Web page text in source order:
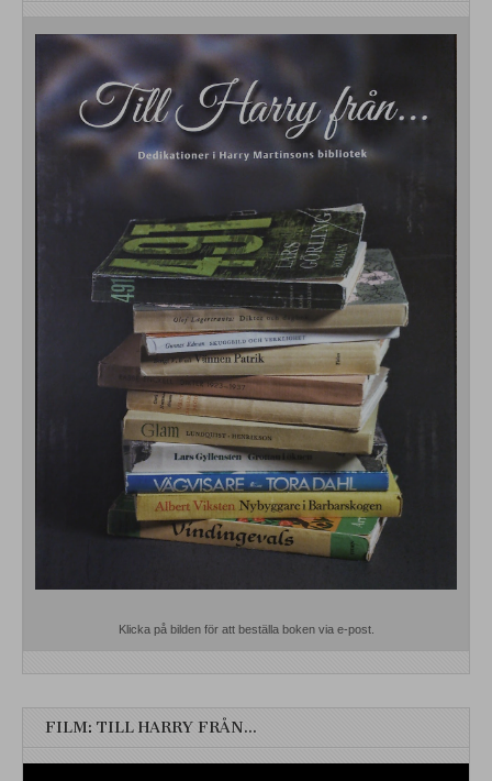
Klicka på bilden för att beställa boken via e-post.
FILM: TILL HARRY FRÅN…